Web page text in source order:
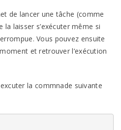
de lancer une tâche (comme
la laisser s’exécuter même si
Vous pouvez ensuite
et retrouver l’exécution
la commnade suivante